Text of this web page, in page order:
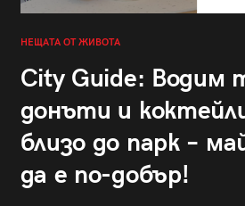
НЕЩАТА ОТ ЖИВОТА
City Guide: Водим
донъти и
близо до парк –
да е по-добър!